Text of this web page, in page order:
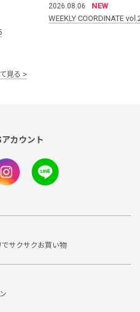
2026.08.06
NEW
WEEKLY COORDINATE
見る
カウント
サクサクお買い物